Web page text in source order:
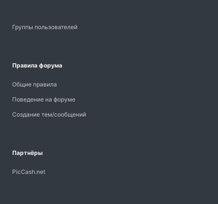
Группы пользователей
Правила форума
Общие правила
Поведение на форуме
Создание тем/сообщений
Партнёры
PicCash.net